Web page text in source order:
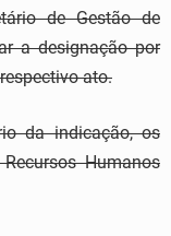
de Gestão de
a designação por
ato.
da indicação, os
Humanos